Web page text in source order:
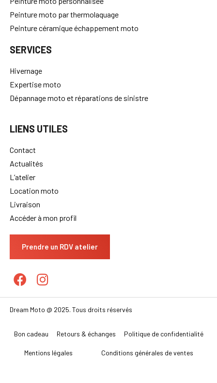
Pneus Moto
Peinture moto personnalisée
Peinture moto par thermolaquage
Peinture céramique échappement moto
SERVICES
Hivernage
Expertise moto
LIENS UTILES
Contact
Actualités
L’atelier
Location moto
Livraison
Accéder à mon profil
Bon cadeau Retours & échanges Politique de confidentialité